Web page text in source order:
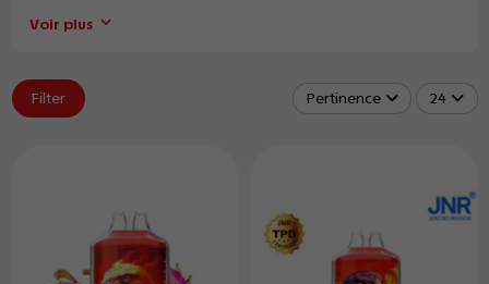
Voir plus
Filter Pertinence 24